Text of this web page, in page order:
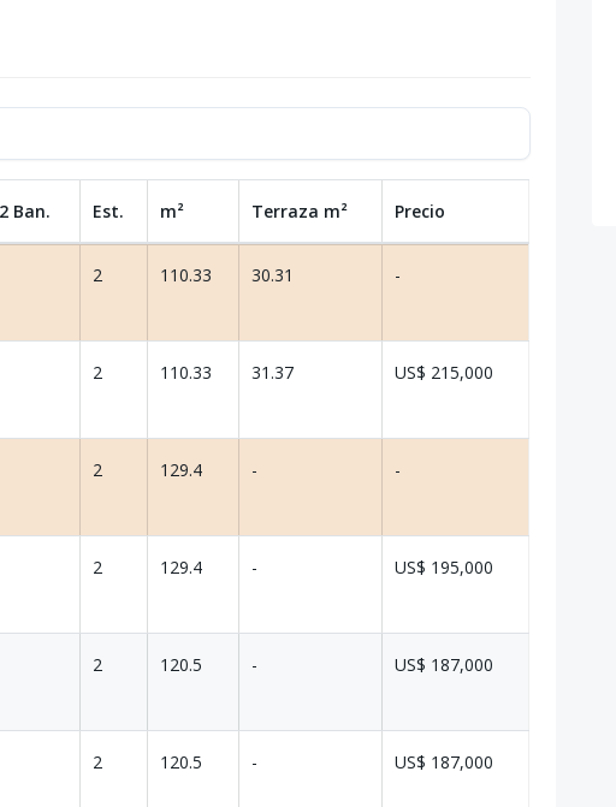
Ban. Est. m² Terraza m² Precio
2 110.33 30.31 -
2 110.33 31.37 US$ 215,000
2 129.4 - -
2 129.4 - US$ 195,000
2 120.5 - US$ 187,000
2 120.5 - US$ 187,000